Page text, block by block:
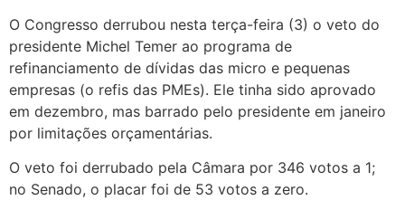
O Congresso derrubou nesta terça-feira (3) o veto do
presidente Michel Temer ao programa de
refinanciamento de dívidas das micro e pequenas
empresas (o refis das PMEs). Ele tinha sido aprovado
em dezembro, mas barrado pelo presidente em janeiro
por limitações orçamentárias.
O veto foi derrubado pela Câmara por 346 votos a 1;
no Senado, o placar foi de 53 votos a zero.